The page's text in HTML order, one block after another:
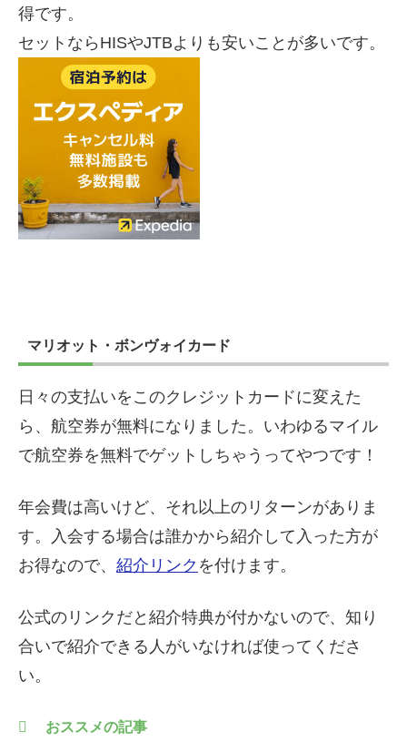
得です。
セットならHISやJTBよりも安いことが多いです。
マリオット・ボンヴォイカード
日々の支払いをこのクレジットカードに変えた
ら、航空券が無料になりました。いわゆるマイル
で航空券を無料でゲットしちゃうってやつです！
年会費は高いけど、それ以上のリターンがありま
す。入会する場合は誰かから紹介して入った方が
お得なので、 紹介リンク を付けます。
公式のリンクだと紹介特典が付かないので、知り
合いで紹介できる人がいなければ使ってくださ
い。
おススメの記事